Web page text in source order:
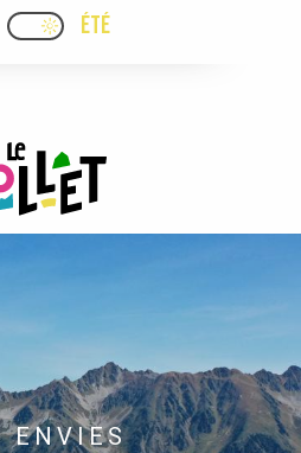
D’ACCUEIL ACTUELLE ÉTÉ :
PAGE D’ACCUEIL
ÉTÉ
ENVIES